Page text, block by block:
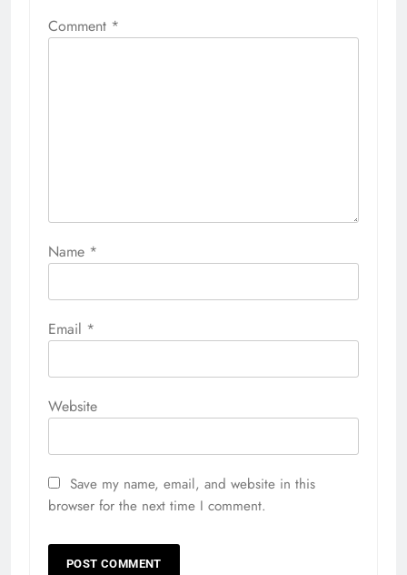
Comment *
Name *
Email *
Website
Save my name, email, and website in this
browser for the next time I comment.